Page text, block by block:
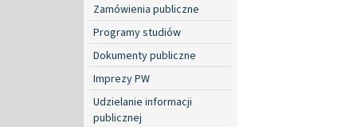
Zamówienia publiczne
Programy studiów
Dokumenty publiczne
Imprezy PW
Udzielanie informacji
publicznej